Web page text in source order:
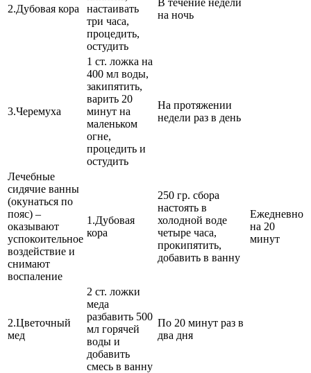
2.Дубовая кора
настаивать
три часа,
процедить,
остудить
на ночь
3.Черемуха
1 ст. ложка на
400 мл воды,
закипятить,
варить 20
минут на
маленьком
огне,
процедить и
остудить
На протяжении
недели раз в день
Лечебные
сидячие ванны
(окунаться по
пояс) –
оказывают
успокоительное
воздействие и
снимают
воспаление
1.Дубовая
кора
250 гр. сбора
настоять в
холодной воде
четыре часа,
прокипятить,
добавить в ванну
Ежедневно
на 20
минут
2.Цветочный
мед
2 ст. ложки
меда
разбавить 500
мл горячей
воды и
добавить
смесь в ванну
По 20 минут раз в
два дня